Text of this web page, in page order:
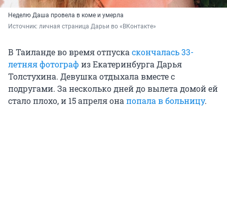
Неделю Даша провела в коме и умерла
Источник: личная страница Дарьи во «ВКонтакте»
В Таиланде во время отпуска скончалась 33-
летняя фотограф из Екатеринбурга Дарья
Толстухина. Девушка отдыхала вместе с
подругами. За несколько дней до вылета домой ей
стало плохо, и 15 апреляона попала в больницу.